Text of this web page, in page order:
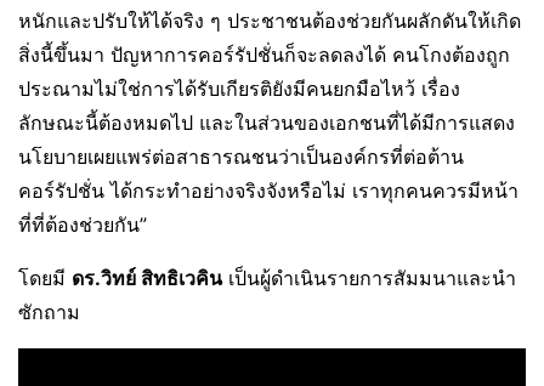
หนักและปรับให้ได้จริง ๆ ประชาชนต้องช่วยกันผลักดันให้เกิด
สิ่งนี้ขึ้นมา ปัญหาการคอร์รัปชั่นก็จะลดลงได้ คนโกงต้องถูก
ประณามไม่ใช่การได้รับเกียรติยังมีคนยกมือไหว้ เรื่อง
ลักษณะนี้ต้องหมดไป และในส่วนของเอกชนที่ได้มีการแสดง
นโยบายเผยแพร่ต่อสาธารณชนว่าเป็นองค์กรที่ต่อต้าน
คอร์รัปชั่น ได้กระทำอย่างจริงจังหรือไม่ เราทุกคนควรมีหน้า
ที่ที่ต้องช่วยกัน”
โดยมี ดร.วิทย์ สิทธิเวคินเป็นผู้ดำเนินรายการสัมมนาและนำ
ซักถาม